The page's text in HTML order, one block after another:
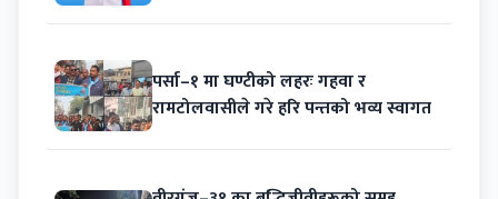
पर्सा–१ मा घण्टीको लहरः गहवा र
रामटोलवासीले गरे हरि पन्तको भव्य स्वागत